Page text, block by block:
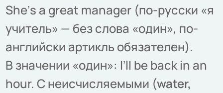
Sheʼs a great manager (по-русски «я
учитель» — без слова «один», по-
английски артикль обязателен).
В значении «один»: Iʼll be back in an
hour. С неисчисляемыми (water,